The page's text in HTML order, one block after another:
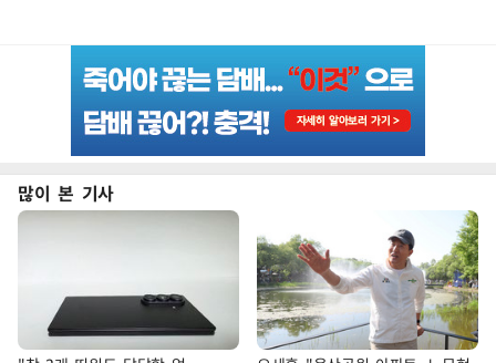
많이 본 기사